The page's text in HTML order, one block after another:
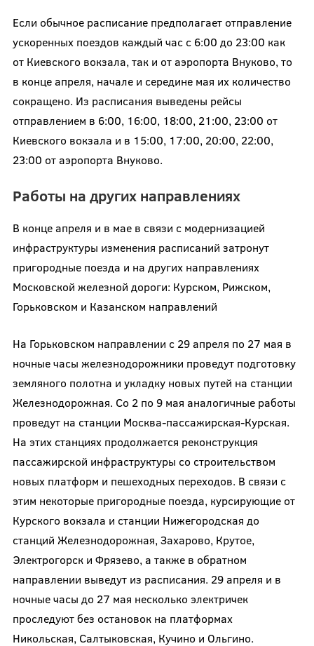
Если обычное расписание предполагает отправление
ускоренных поездов каждый час с 6:00 до 23:00 как
от Киевского вокзала, так и от аэропорта Внуково, то
в конце апреля, начале и середине мая их количество
сокращено. Из расписания выведены рейсы
отправлением в 6:00, 16:00, 18:00, 21:00, 23:00 от
Киевского вокзала и в 15:00, 17:00, 20:00, 22:00,
23:00 от аэропорта Внуково.
Работы на других направлениях
В конце апреля и в мае в связи с модернизацией
инфраструктуры изменения расписаний затронут
пригородные поезда и на других направлениях
Московской железной дороги: Курском, Рижском,
Горьковском и Казанском направлений
На Горьковском направлении с 29 апреля по 27 мая в
ночные часы железнодорожники проведут подготовку
земляного полотна и укладку новых путей на станции
Железнодорожная. Со 2 по 9 мая аналогичные работы
проведут на станции Москва-пассажирская-Курская.
На этих станциях продолжается реконструкция
пассажирской инфраструктуры со строительством
новых платформ и пешеходных переходов. В связи с
этим некоторые пригородные поезда, курсирующие от
Курского вокзала и станции Нижегородская до
станций Железнодорожная, Захарово, Крутое,
Электрогорск и Фрязево, а также в обратном
направлении выведут из расписания. 29 апреля и в
ночные часы до 27 мая несколько электричек
проследуют без остановок на платформах
Никольская, Салтыковская, Кучино и Ольгино.